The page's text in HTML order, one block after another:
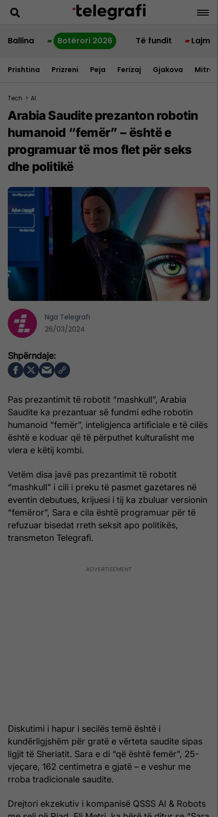
Ballina Botërori 2026 Të fundit Lajme
Prishtina Prizreni Peja Ferizaj Gjakova
Tech > AI
Arabia Saudite prezanton robotin
humanoid “femër” – është e
programuar të mos flet për seks
dhe politikë
Pas prezantimit të robotit “mashkull”, Arabia
Saudite ka prezantuar së fundmi edhe robotin
humanoid “femër”, inteligjenca artificiale e të cilës
është e koduar që të përputhet kulturalisht me
vlera e këtij kombi.
Vetëm disa javë pas prezantimit të robotit
“mashkull” i cili i preku të pasmet gazetares në
eventin debutues, krijuesi i tij ka zbuluar versionin
“femëror”, Sara e cila është programuar për të
refuzuar bisedat rreth seksit apo politikës,
transmeton Telegrafi.
Diskutimi i hapur i secilës temë është i
kundërligjshëm për gratë e vërteta saudite sipas
ligjit të Sheriatit. Sara e di “që është femër”, 25-
vjeçare, 162 centimetra e gjatë – e veshur me
rroba tradicionale saudite.
Drejtori ekzekutiv i kompanisë QSSS AI & Robots
Nga Telegrafi
26/03/2024